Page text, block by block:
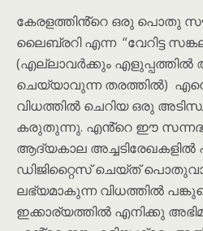
കേരളത്തിൻ്റെ ഒരു പൊതു
ലൈബ്രറി എന്ന “വേറിട്ട
(എല്ലാവർക്കും
ചെയ്യാവുന്ന തരത്തിൽ)
വിധത്തിൽ ചെറിയ ഒരു
കരുതുന്നു. എൻ്റെ ഈ
ആദ്യകാല അച്ചടിരേഖകളിൽ
ഡിജിറ്റൈസ് ചെയ്ത്
ലഭ്യമാകുന്ന വിധത്തിൽ
ഇക്കാര്യത്തിൽ എനിക്കു